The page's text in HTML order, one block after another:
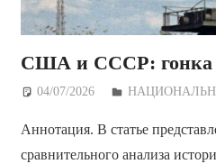
США и СССР: гонка
04/07/2026 Дежурный по
Аннотация. В статье
сравнительного анализа